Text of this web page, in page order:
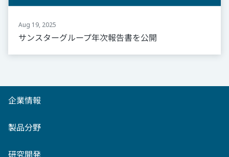
Aug 19, 2025
サンスターグループ年次報告書を公開
企業情報
製品分野
研究開発